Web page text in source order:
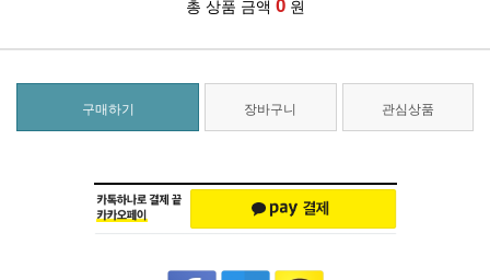
총 상품 금액 0 원
구매하기 장바구니 관심상품